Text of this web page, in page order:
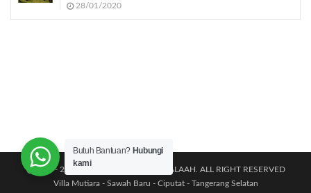
28/01/2020
@2011 - 2026 TK|SD|SMP ISLAM AL-FALAAH. ALL RIGHT RESERVED
Villa Mutiara - Sawah Baru - Ciputat - Tangerang Selatan
Butuh Bantuan? Hubungi
kami